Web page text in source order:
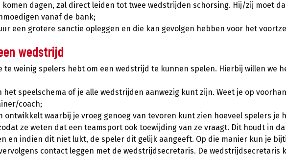
dagen, zal direct leiden tot twee wedstrijden schorsing. Hij/zij moet
vanaf de bank;
een grotere sanctie opleggen en die kan gevolgen hebben voor het
wedstrijd
weinig spelers hebt om een wedstrijd te kunnen spelen. Hierbij willen we
speelschema of je alle wedstrijden aanwezig kunt zijn. Weet je op
coach;
ontwikkelt waarbij je vroeg genoeg van tevoren kunt zien hoeveel spelers je
ze weten dat een teamsport ook toewijding van ze vraagt. Dit houdt in
en indien dit niet lukt, de speler dit gelijk aangeeft. Op die manier kun je
contact leggen met de wedstrijdsecretaris. De wedstrijdsecretaris